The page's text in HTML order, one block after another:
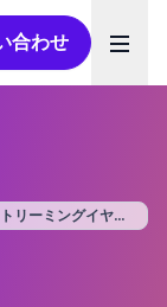
合わせ
2020年：ストリーミングイヤー...